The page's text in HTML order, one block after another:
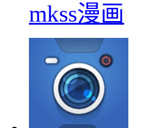
mkss漫画